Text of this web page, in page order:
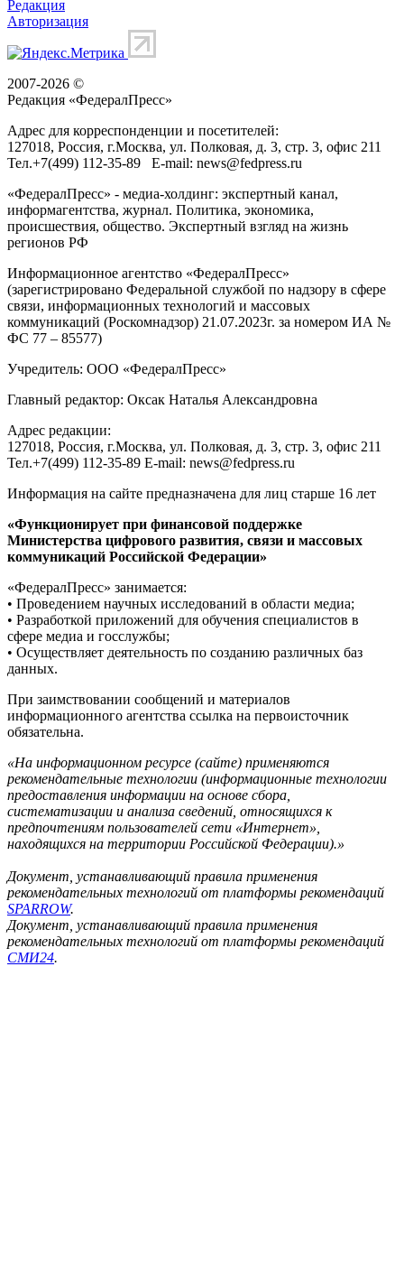
Редакция
Авторизация
2007-2026 ©
Редакция «ФедералПресс»
Адрес для корреспонденции и посетителей:
127018, Россия, г.Москва, ул. Полковая, д. 3, стр. 3, офис 211
Тел.+7(499) 112-35-89 E-mail: news@fedpress.ru
«ФедералПресс» - медиа-холдинг: экспертный канал,
информагентства, журнал. Политика, экономика,
происшествия, общество. Экспертный взгляд на жизнь
регионов РФ
Информационное агентство «ФедералПресс»
(зарегистрировано Федеральной службой по надзору в сфере
связи, информационных технологий и массовых
коммуникаций (Роскомнадзор) 21.07.2023г. за номером ИА №
ФС 77 – 85577)
Учредитель: ООО «ФедералПресс»
Главный редактор: Оксак Наталья Александровна
Адрес редакции:
127018, Россия, г.Москва, ул. Полковая, д. 3, стр. 3, офис 211
Тел.+7(499) 112-35-89 E-mail: news@fedpress.ru
Информация на сайте предназначена для лиц старше 16 лет
«Функционирует при финансовой поддержке
Министерства цифрового развития, связи и массовых
коммуникаций Российской Федерации»
«ФедералПресс» занимается:
• Проведением научных исследований в области медиа;
• Разработкой приложений для обучения специалистов в
сфере медиа и госслужбы;
• Осуществляет деятельность по созданию различных баз
данных.
При заимствовании сообщений и материалов
информационного агентства ссылка на первоисточник
обязательна.
«На информационном ресурсе (сайте) применяются
рекомендательные технологии (информационные технологии
предоставления информации на основе сбора,
систематизации и анализа сведений, относящихся к
предпочтениям пользователей сети «Интернет»,
находящихся на территории Российской Федерации).»
Документ, устанавливающий правила применения
рекомендательных технологий от платформы рекомендаций
SPARROW.
Документ, устанавливающий правила применения
рекомендательных технологий от платформы рекомендаций
СМИ24.